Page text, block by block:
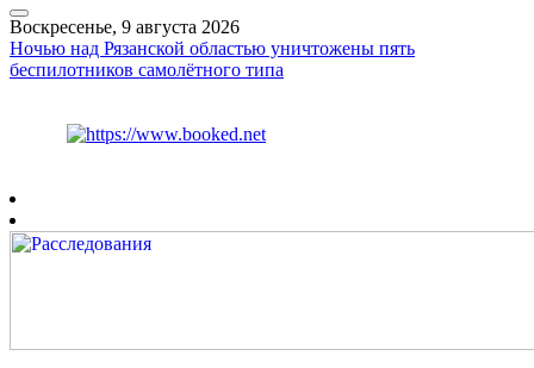
Воскресенье, 9 августа 2026
Ночью над Рязанской областью уничтожены пять
беспилотников самолётного типа